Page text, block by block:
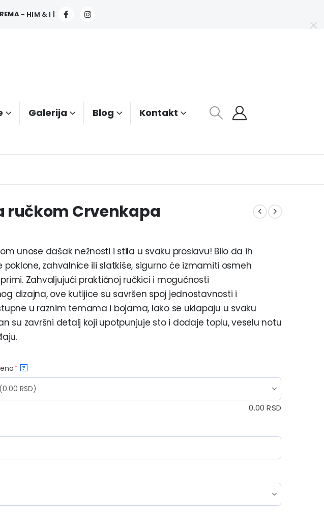
- HIM & I |
Galerija Blog Kontakt
ručkom Crvenkapa
unose dašak nežnosti i stila u svaku proslavu! Bilo da ih
poklone, zahvalnice ili slatkiše, sigurno će izmamiti osmeh
Zahvaljujući praktičnoj ručkici i mogućnosti
dizajna, ove kutijice su savršen spoj jednostavnosti i
u raznim temama i bojama, lako se uklapaju u svaku
su završni detalj koji upotpunjuje sto i dodaje toplu, veselu notu
* ?
0.00RSD